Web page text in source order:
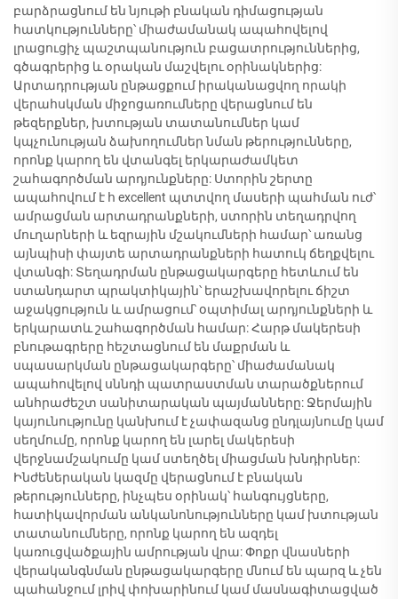
բարձրացնում են նյութի բնական դիմացության
հատկությունները՝ միաժամանակ ապահովելով
լրացուցիչ պաշտպանություն բացատրություններից,
գծագրերից և օրական մաշվելու օրինակներից:
Արտադրության ընթացքում իրականացվող որակի
վերահսկման միջոցառումները վերացնում են
թեզերքներ, խտության տատանումներ կամ
կպչունության ձախողումներ նման թերությունները,
որոնք կարող են վտանգել երկարաժամկետ
շահագործման արդյունքները: Ստորին շերտը
ապահովում է հ excellent պտտվող մասերի պահման ուժ՝
ամրացման արտադրանքների, ստորին տեղադրվող
մուղարների և եզրային մշակումների համար՝ առանց
այնպիսի փայտե արտադրանքների հատուկ ճեղքվելու
վտանգի: Տեղադրման ընթացակարգերը հետևում են
ստանդարտ պրակտիկային՝ երաշխավորելու ճիշտ
աջակցություն և ամրացում՝ օպտիմալ արդյունքների և
երկարատև շահագործման համար: Հարթ մակերեսի
բնութագրերը հեշտացնում են մաքրման և
սպասարկման ընթացակարգերը՝ միաժամանակ
ապահովելով սննդի պատրաստման տարածքներում
անհրաժեշտ սանիտարական պայմանները: Ջերմային
կայունությունը կանխում է չափազանց ընդլայնումը կամ
սեղմումը, որոնք կարող են լարել մակերեսի
վերջնամշակումը կամ ստեղծել միացման խնդիրներ:
Ինժեներական կազմը վերացնում է բնական
թերությունները, ինչպես օրինակ՝ հանգույցները,
հատիկավորման անկանոնությունները կամ խտության
տատանումները, որոնք կարող են ազդել
կառուցվածքային ամրության վրա: Փոքր վնասների
վերականգնման ընթացակարգերը մնում են պարզ և չեն
պահանջում լրիվ փոխարինում կամ մասնագիտացված